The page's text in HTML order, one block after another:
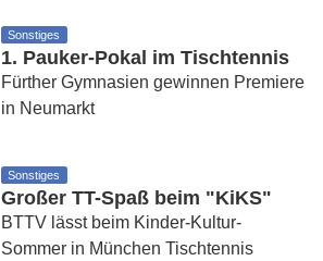
Sonstiges
1. Pauker-Pokal im Tischtennis
Fürther Gymnasien gewinnen Premiere
in Neumarkt
Sonstiges
Großer TT-Spaß beim "KiKS"
BTTV lässt beim Kinder-Kultur-
Sommer in München Tischtennis